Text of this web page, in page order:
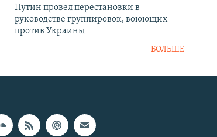
Путин провел перестановки в
руководстве группировок, воюющих
против Украины
БОЛЬШЕ